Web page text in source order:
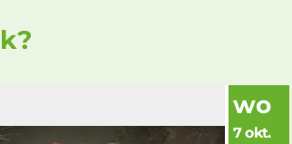
wo
7 okt.